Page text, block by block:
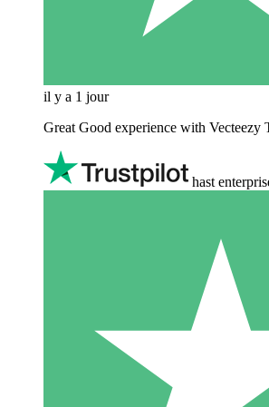
il y a 1 jour
Great Good experience with Vecteezy
hast